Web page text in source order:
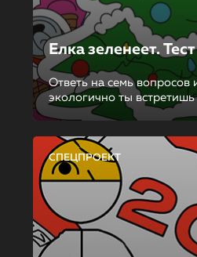
Елка зеленеет.
Ответь на семь вопросов
экологично ты
СПЕЦПРОЕКТ